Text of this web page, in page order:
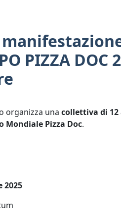
PIZZA DOC
organizza una collettiva di 12
Mondiale Pizza Doc.
2025